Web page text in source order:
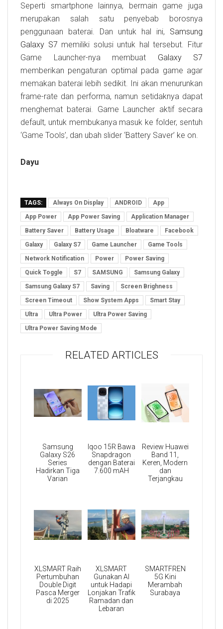
Seperti smartphone lainnya, bermain game juga
merupakan salah satu penyebab borosnya
penggunaan baterai. Dan untuk hal ini, Samsung
Galaxy S7 memiliki solusi untuk hal tersebut. Fitur
Game Launcher-nya membuat Galaxy S7
memberikan pengaturan optimal pada game agar
memakan baterai lebih sedikit. Ini akan menurunkan
frame-rate dan performa, namun setidaknya dapat
menghemat baterai. Game Launcher aktif secara
default, untuk membukanya masuk ke folder, sentuh
‘Game Tools’, dan ubah slider ‘Battery Saver’ ke on.
Dayu
TAGS: Always On Display ANDROID
App
App Power
App Power Saving
Application Manager
Battery Saver
Battery Usage Bloatware
Facebook
Galaxy
Galaxy S7 Game Launcher
Game Tools
Network Notification
Power
Power Saving
Quick Toggle
S7 SAMSUNG
Samsung Galaxy
Samsung Galaxy S7
Saving
Screen Brighness
Screen Timeout
Show System Apps
Smart Stay
Ultra
Ultra Power
Ultra Power Saving
Ultra Power Saving Mode
RELATED ARTICLES
Samsung
Galaxy S26
Series
Hadirkan Tiga
Varian
Iqoo 15R Bawa
Snapdragon
dengan Baterai
7.600 mAH
Review Huawei
Band 11,
Keren, Modern
dan
Terjangkau
XLSMART Raih
Pertumbuhan
Double Digit
Pasca Merger
di 2025
XLSMART
Gunakan AI
untuk Hadapi
Lonjakan Trafik
Ramadan dan
Lebaran
SMARTFREN
5G Kini
Merambah
Surabaya